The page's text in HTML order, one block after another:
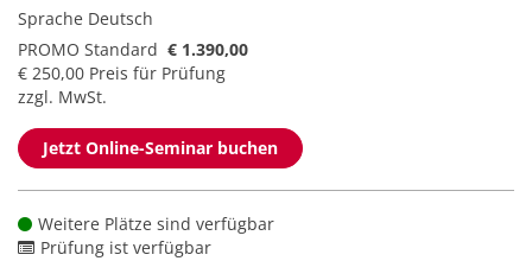
Sprache Deutsch
PROMO Standard € 1.390,00
€ 250,00 Preis für Prüfung
zzgl. MwSt.
Jetzt Online-Seminar buchen
Weitere Plätze sind verfügbar
Prüfung ist verfügbar